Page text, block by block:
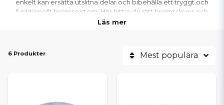
enkelt kan ersätta utslitna delar och bibehålla ett tryggt och
funktionellt bromssystem. Här hittar du rätt bromsskivor och
trummor till populära JDM-modeller som Titane, Albizia, Abaca,
Läs mer
6 Produkter Mest populära